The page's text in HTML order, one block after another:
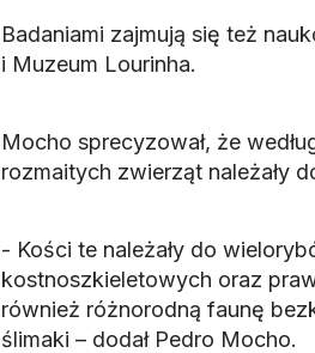
Badaniami zajmują się też
i Muzeum Lourinha.
Mocho sprecyzował, że
rozmaitych zwierząt należały
- Kości te należały do
kostnoszkieletowych oraz
również różnorodną faunę
ślimaki – dodał Pedro Mocho.